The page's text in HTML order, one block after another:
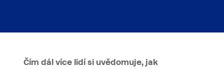
Čím dál více lidí si uvědomuje, jak